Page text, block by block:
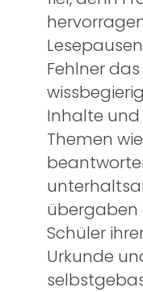
Fehlner
Inhalte und
Themen
übergaben
Schüler
Urkunde